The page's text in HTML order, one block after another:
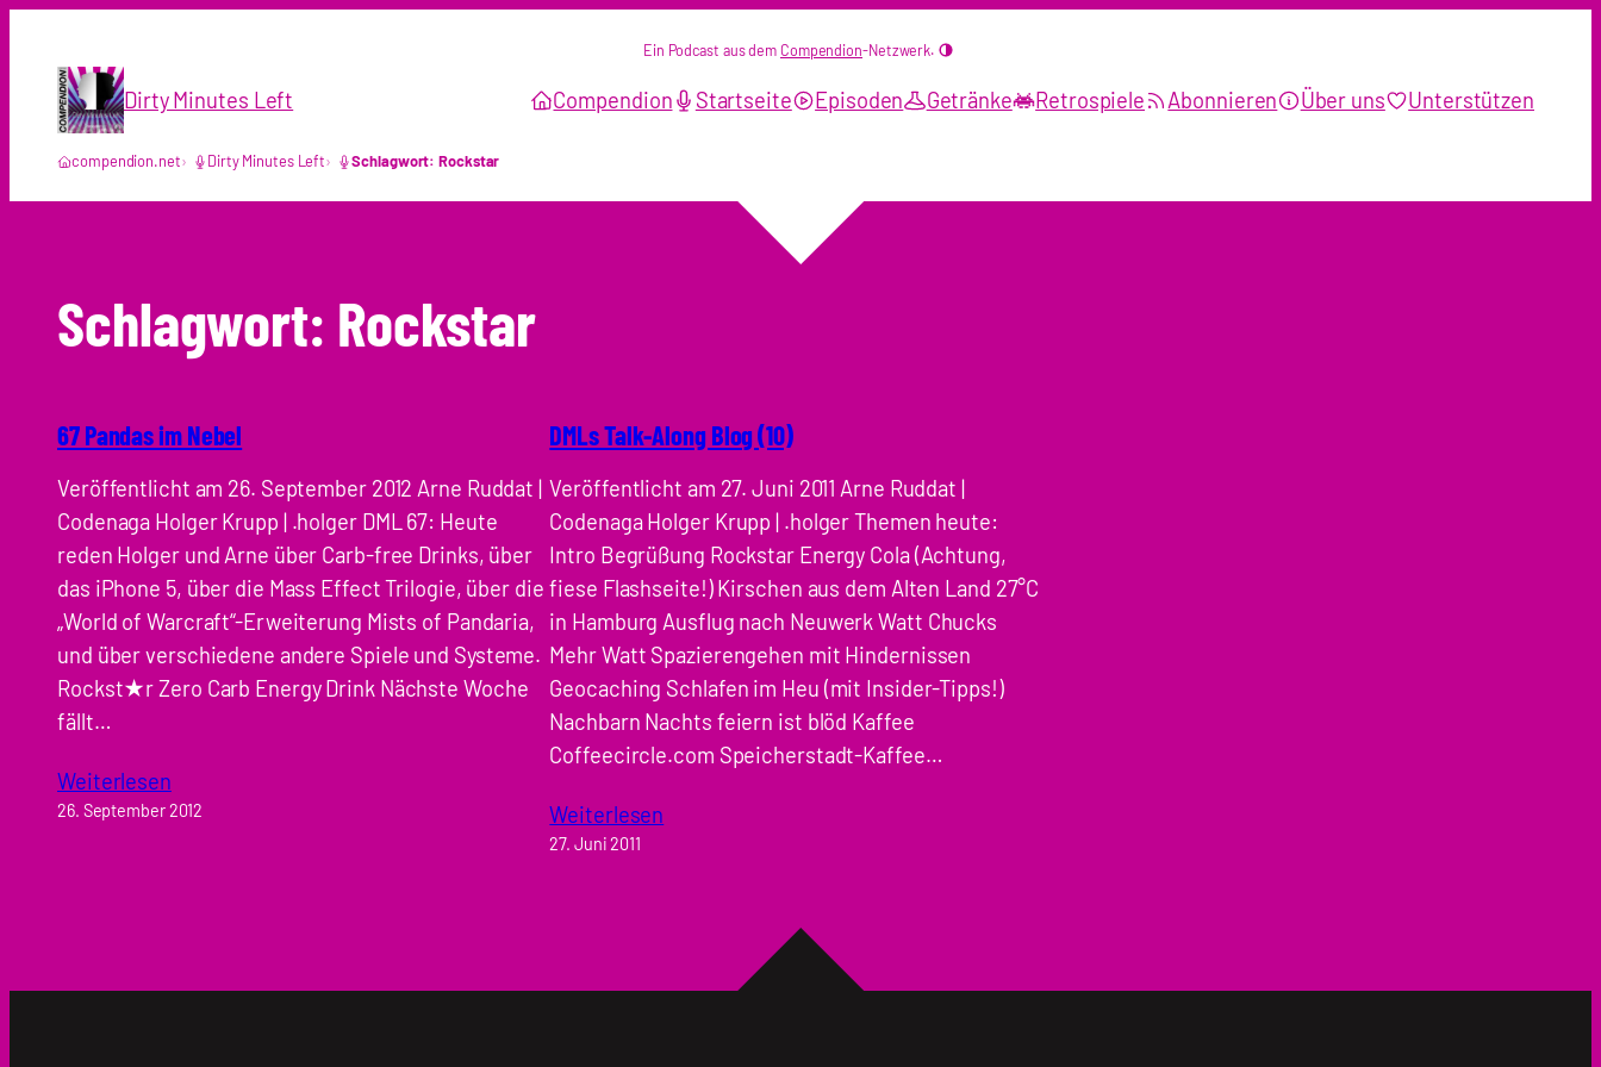
springen
Ein Podcast aus dem Compendion-Netzwerk.
Dirty Minutes Left Compendion Startseite Episoden Getränke Retrospiele Abonnieren Über uns Unterstützen
compendion.net Dirty Minutes Left Schlagwort: Rockstar
Schlagwort: Rockstar
67 Pandas im Nebel
Veröffentlicht am 26. September 2012 Arne Ruddat |
Codenaga Holger Krupp | .holger DML 67: Heute
reden Holger und Arne über Carb-free Drinks, über
das iPhone 5, über die Mass Effect Trilogie, über die
„World of Warcraft“-Erweiterung Mists of Pandaria,
und über verschiedene andere Spiele und Systeme.
Rockst★r Zero Carb Energy Drink Nächste Woche
fällt…
Weiterlesen
26. September 2012
DMLs Talk-Along Blog (10)
Veröffentlicht am 27. Juni 2011 Arne Ruddat |
Codenaga Holger Krupp | .holger Themen heute:
Intro Begrüßung Rockstar Energy Cola (Achtung,
fiese Flashseite!) Kirschen aus dem Alten Land 27°C
in Hamburg Ausflug nach Neuwerk Watt Chucks
Mehr Watt Spazierengehen mit Hindernissen
Geocaching Schlafen im Heu (mit Insider-Tipps!)
Nachbarn Nachts feiern ist blöd Kaffee
Coffeecircle.com Speicherstadt-Kaffee…
Weiterlesen
27. Juni 2011